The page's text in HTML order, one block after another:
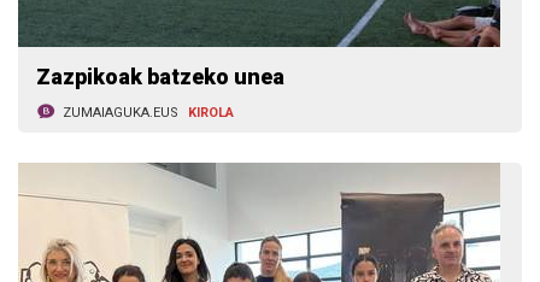
Zazpikoak batzeko unea
ZUMAIAGUKA.EUS KIROLA